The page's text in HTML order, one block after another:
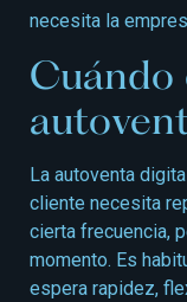
necesita la
Cuándo
La autoventa
cliente necesita
cierta frecuencia,
momento. Es
espera rapidez,